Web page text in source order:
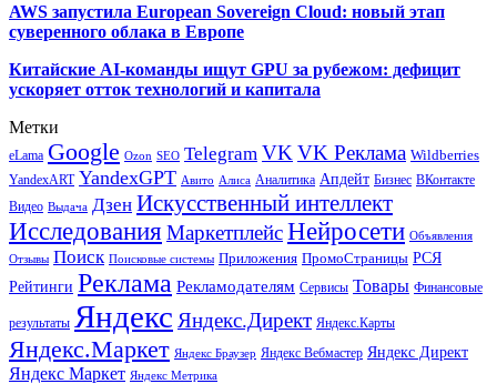
AWS запустила European Sovereign Cloud: новый этап
суверенного облака в Европе
Китайские AI-команды ищут GPU за рубежом: дефицит
ускоряет отток технологий и капитала
Метки
eLama Google Ozon SEO Telegram VK VK Реклама Wildberries
YandexART YandexGPT Авито Алиса Аналитика Апдейт Бизнес ВКонтакте
Видео Выдача Дзен Искусственный интеллект
Исследования МаркетплейсНейросети Объявления
Отзывы Поиск Поисковые системы Приложения ПромоСтраницы РСЯ
Рейтинги Реклама Рекламодателям Сервисы Товары Финансовые
результаты Яндекс Яндекс.Директ Яндекс.Карты
Яндекс.Маркет Яндекс Браузер Яндекс Вебмастер Яндекс Директ
Яндекс Маркет Яндекс Метрика